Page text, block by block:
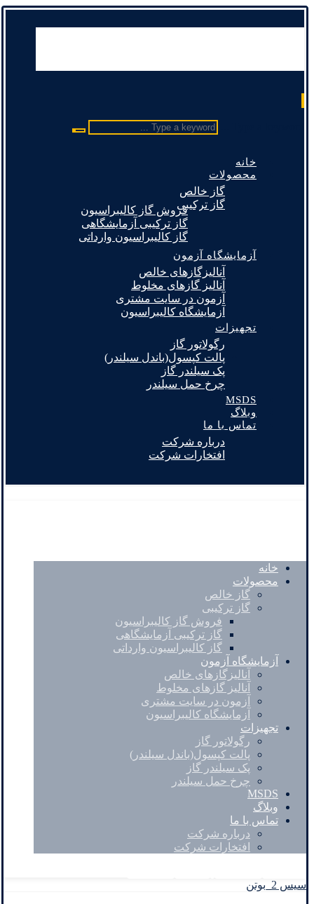
خانه
محصولات
گاز خالص
گاز ترکیبیفروش گاز کالیبراسیون
گاز ترکیبی آزمایشگاهی
گاز کالیبراسیون وارداتی
آزمایشگاه آزمون
آنالیزگازهای خالص
آنالیز گازهای مخلوط
آزمون در سایت مشتری
آزمایشگاه کالیبراسیون
تجهیزات
رگولاتور گاز
پالت کپسول(باندل سیلندر)
پک سیلندر گاز
چرخ حمل سیلندر
MSDS
وبلاگ
تماس با ما
درباره شرکت
افتخارات شرکت
خانه
محصولات
گاز خالص
گاز ترکیبی
فروش گاز کالیبراسیون
گاز ترکیبی آزمایشگاهی
گاز کالیبراسیون وارداتی
آزمایشگاه آزمون
آنالیزگازهای خالص
آنالیز گازهای مخلوط
آزمون در سایت مشتری
آزمایشگاه کالیبراسیون
تجهیزات
رگولاتور گاز
پالت کپسول(باندل سیلندر)
پک سیلندر گاز
چرخ حمل سیلندر
MSDS
وبلاگ
تماس با ما
درباره شرکت
افتخارات شرکت
سیس 2_بوتن